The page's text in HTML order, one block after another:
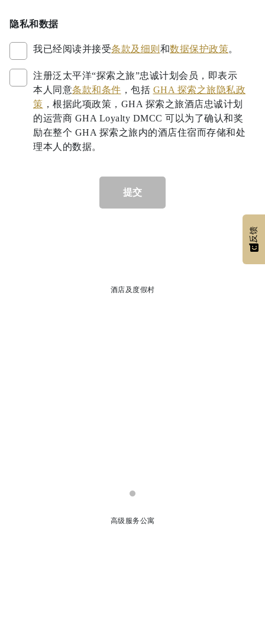
隐私和数据
我已经阅读并接受条款及细则 和数据保护政策。
注册泛太平洋“探索之旅”忠诚计划会员，即表示
本人同意条款和条件 ，包括 GHA 探索之旅隐私政
策 ，根据此项政策，GHA 探索之旅酒店忠诚计划
的运营商 GHA Loyalty DMCC 可以为了确认和奖
励在整个 GHA 探索之旅内的酒店住宿而存储和处
理本人的数据。
提交
酒店及度假村
高级服务公寓
反馈